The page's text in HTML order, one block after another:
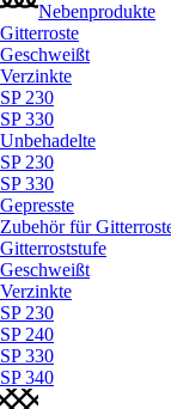
Nebenprodukte
Gitterroste
Geschweißt
Verzinkte
SP 230
SP 330
Unbehadelte
SP 230
SP 330
Gepresste
Zubehör für
Gitterroststufe
Geschweißt
Verzinkte
SP 230
SP 240
SP 330
SP 340